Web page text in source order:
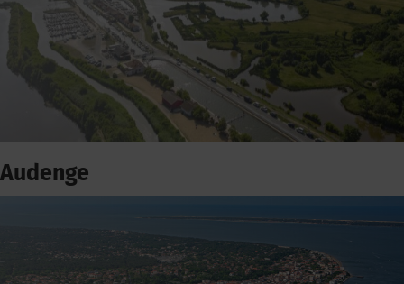
Audenge